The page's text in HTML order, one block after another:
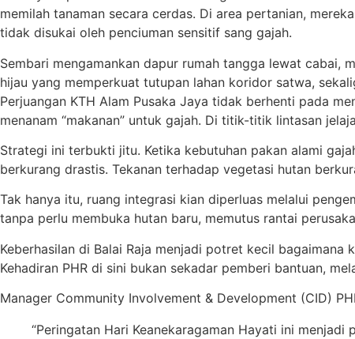
memilah tanaman secara cerdas. Di area pertanian,
tidak disukai oleh penciuman sensitif sang gajah.
Sembari mengamankan dapur rumah tangga lewat cabai,
hijau yang memperkuat tutupan lahan koridor satwa,
Perjuangan KTH Alam Pusaka Jaya tidak berhenti pada
menanam “makanan” untuk gajah. Di titik-titik lintasan
Strategi ini terbukti jitu. Ketika kebutuhan pakan alami
berkurang drastis. Tekanan terhadap vegetasi hutan
Tak hanya itu, ruang integrasi kian diperluas melalui
tanpa perlu membuka hutan baru, memutus rantai
Keberhasilan di Balai Raja menjadi potret kecil
Kehadiran PHR di sini bukan sekadar pemberi bantuan,
Manager Community Involvement & Development (CID)
“Peringatan Hari Keanekaragaman Hayati ini